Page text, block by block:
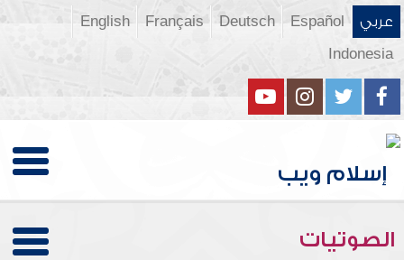
عربي Español
Deutsch
Français
English
Indonesia
الصوتيات